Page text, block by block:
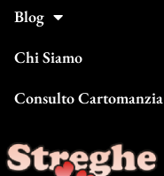
Blog
Chi Siamo
Consulto Cartomanzia